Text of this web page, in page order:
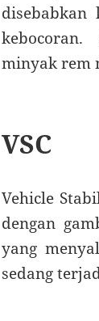
minyak rem
VSC
Vehicle
dengan
yang
sedang